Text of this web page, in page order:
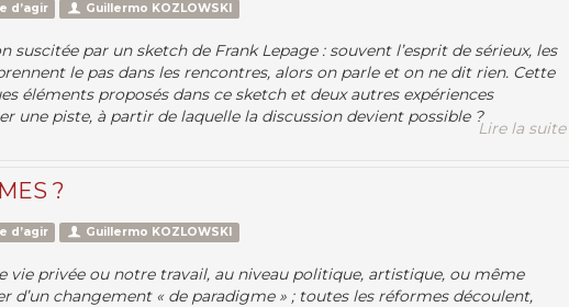
d’agir Guillermo KOZLOWSKI
suscitée par un sketch de Frank Lepage : souvent l’esprit de sérieux, les
le pas dans les rencontres, alors on parle et on ne dit rien. Cette
éléments proposés dans ce sketch et deux autres expériences
une piste, à partir de laquelle la discussion devient possible ?
Lire la suite
?
d’agir Guillermo KOZLOWSKI
vie privée ou notre travail, au niveau politique, artistique, ou même
d’un changement « de paradigme » ; toutes les réformes découlent,